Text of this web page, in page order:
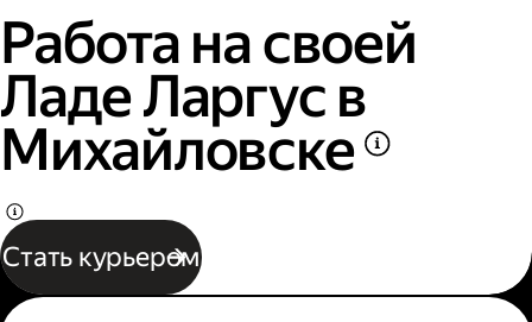
Работа на своей
Ладе Ларгус в
Михайловске
Стать курьером